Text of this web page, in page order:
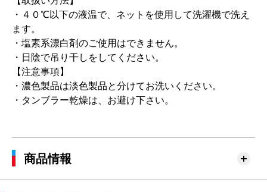
・４０℃以下の液温で、ネットを使用して洗濯機で洗え
ます。
・塩素系漂白剤のご使用はできません。
・日陰で吊り干しをしてください。
【注意事項】
・濃色製品は淡色製品と分けてお洗いください。
・タンブラー乾燥は、お避け下さい。
商品情報